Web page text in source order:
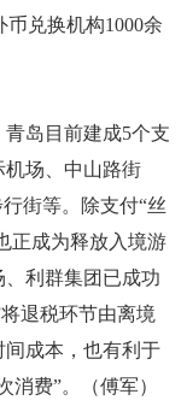
兑换机构1000余
岛目前建成5个支
场、中山路街
街等。除支付“丝
正成为释放入境游
利群集团已成功
退税环节由离境
成本，也有利于
消费”。（傅军）